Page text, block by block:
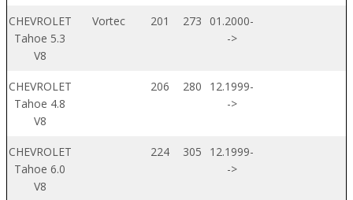
CHEVROLET
Tahoe 5.3
V8
Vortec 201 273
01.2000-
->
CHEVROLET
Tahoe 4.8
V8
206 280
12.1999-
->
CHEVROLET
Tahoe 6.0
V8
224 305
12.1999-
->